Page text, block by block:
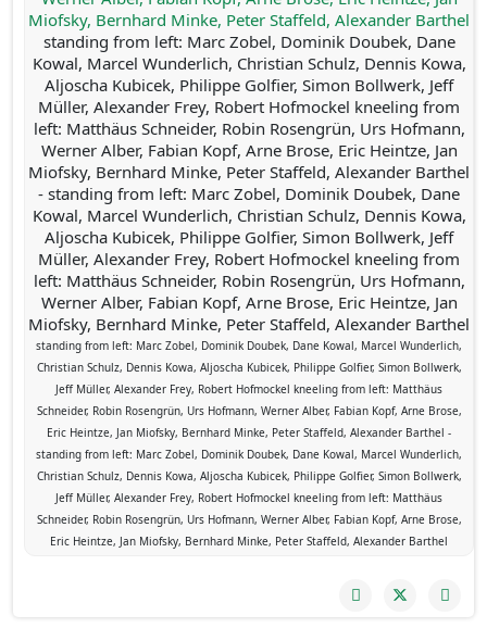
standing from left: Marc Zobel, Dominik Doubek, Dane
Kowal, Marcel Wunderlich, Christian Schulz, Dennis Kowa,
Aljoscha Kubicek, Philippe Golfier, Simon Bollwerk, Jeff
Müller, Alexander Frey, Robert Hofmockel kneeling from
left: Matthäus Schneider, Robin Rosengrün, Urs Hofmann,
Werner Alber, Fabian Kopf, Arne Brose, Eric Heintze, Jan
Miofsky, Bernhard Minke, Peter Staffeld, Alexander Barthel
- standing from left: Marc Zobel, Dominik Doubek, Dane
Kowal, Marcel Wunderlich, Christian Schulz, Dennis Kowa,
Aljoscha Kubicek, Philippe Golfier, Simon Bollwerk, Jeff
Müller, Alexander Frey, Robert Hofmockel kneeling from
left: Matthäus Schneider, Robin Rosengrün, Urs Hofmann,
Werner Alber, Fabian Kopf, Arne Brose, Eric Heintze, Jan
Miofsky, Bernhard Minke, Peter Staffeld, Alexander Barthel
standing from left: Marc Zobel, Dominik Doubek, Dane Kowal, Marcel Wunderlich,
Christian Schulz, Dennis Kowa, Aljoscha Kubicek, Philippe Golfier, Simon Bollwerk,
Jeff Müller, Alexander Frey, Robert Hofmockel kneeling from left: Matthäus
Schneider, Robin Rosengrün, Urs Hofmann, Werner Alber, Fabian Kopf, Arne Brose,
Eric Heintze, Jan Miofsky, Bernhard Minke, Peter Staffeld, Alexander Barthel -
standing from left: Marc Zobel, Dominik Doubek, Dane Kowal, Marcel Wunderlich,
Christian Schulz, Dennis Kowa, Aljoscha Kubicek, Philippe Golfier, Simon Bollwerk,
Jeff Müller, Alexander Frey, Robert Hofmockel kneeling from left: Matthäus
Schneider, Robin Rosengrün, Urs Hofmann, Werner Alber, Fabian Kopf, Arne Brose,
Eric Heintze, Jan Miofsky, Bernhard Minke, Peter Staffeld, Alexander Barthel